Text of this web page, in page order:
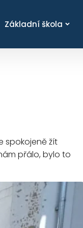
Základní škola
spokojeně žít
přálo, bylo to